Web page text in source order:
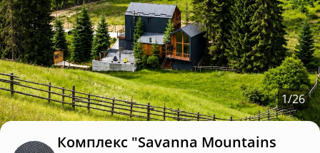
1/26
Комплекс "Savanna Mountains